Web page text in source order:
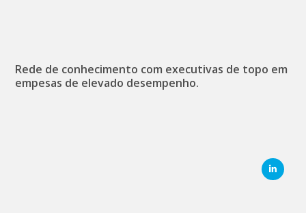
Rede de conhecimento com executivas de topo em
empesas de elevado desempenho.